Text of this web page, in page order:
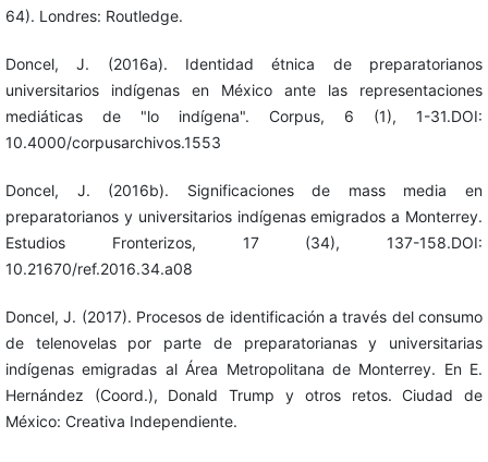
64). Londres: Routledge.
Doncel, J. (2016a). Identidad étnica de preparatorianos
universitarios indígenas en México ante las representaciones
mediáticas de "lo indígena". Corpus, 6 (1), 1-31.DOI:
10.4000/corpusarchivos.1553
Doncel, J. (2016b). Significaciones de mass media en
preparatorianos y universitarios indígenas emigrados a Monterrey.
Estudios Fronterizos, 17 (34), 137-158.DOI:
10.21670/ref.2016.34.a08
Doncel, J. (2017). Procesos de identificación a través del consumo
de telenovelas por parte de preparatorianas y universitarias
indígenas emigradas al Área Metropolitana de Monterrey. En E.
Hernández (Coord.), Donald Trump y otros retos. Ciudad de
México: Creativa Independiente.